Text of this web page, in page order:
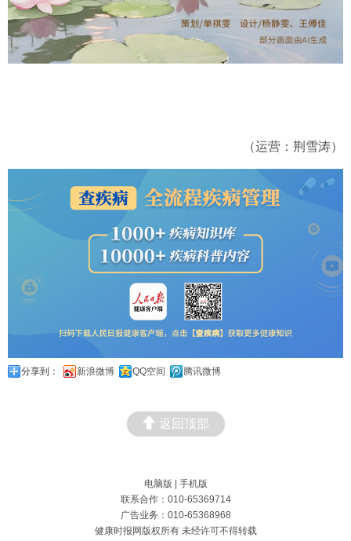
（运营：荆雪涛）
分享到： 新浪微博 QQ空间 腾讯微博
返回顶部
电脑版 | 手机版
联系合作：010-65369714
广告业务：010-65368968
健康时报网版权所有 未经许可不得转载